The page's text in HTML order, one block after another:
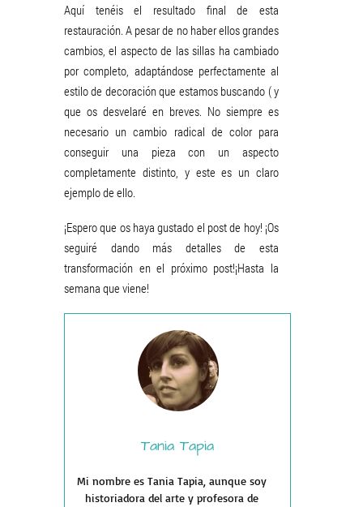
Aquí tenéis el resultado final de esta
restauración. A pesar de no haber ellos grandes
cambios, el aspecto de las sillas ha cambiado
por completo, adaptándose perfectamente al
estilo de decoración que estamos buscando ( y
que os desvelaré en breves. No siempre es
necesario un cambio radical de color para
conseguir una pieza con un aspecto
completamente distinto, y este es un claro
ejemplo de ello.
¡Espero que os haya gustado el post de hoy! ¡Os
seguiré dando más detalles de esta
transformación en el próximo post!¡Hasta la
semana que viene!
Tania Tapia
Mi nombre es Tania Tapia, aunque soy
historiadora del arte y profesora de